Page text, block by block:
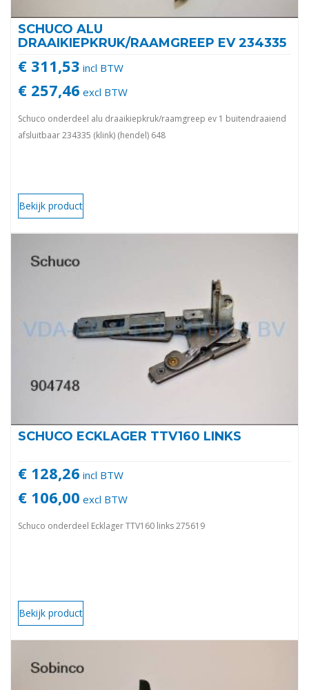
SCHUCO ALU
DRAAIKIEPKRUK/RAAMGREEP EV 234335
€ 311,53 incl BTW
€ 257,46 excl BTW
Schuco onderdeel alu draaikiepkruk/raamgreep ev 1 buitendraaiend
afsluitbaar 234335 (klink) (hendel) 648
Bekijk product
SCHUCO ECKLAGER TTV160 LINKS
€ 128,26 incl BTW
€ 106,00 excl BTW
Schuco onderdeel Ecklager TTV160 links 275619
Bekijk product